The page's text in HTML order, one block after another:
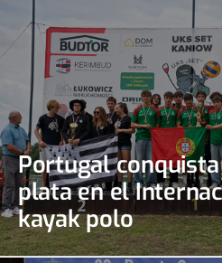
Portugal
plata en el
kayak polo